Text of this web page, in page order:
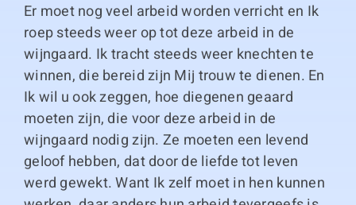
Er moet nog veel arbeid worden verricht en Ik
roep steeds weer op tot deze arbeid in de
wijngaard. Ik tracht steeds weer knechten te
winnen, die bereid zijn Mij trouw te dienen. En
Ik wil u ook zeggen, hoe diegenen geaard
moeten zijn, die voor deze arbeid in de
wijngaard nodig zijn. Ze moeten een levend
geloof hebben, dat door de liefde tot leven
werd gewekt. Want Ik zelf moet in hen kunnen